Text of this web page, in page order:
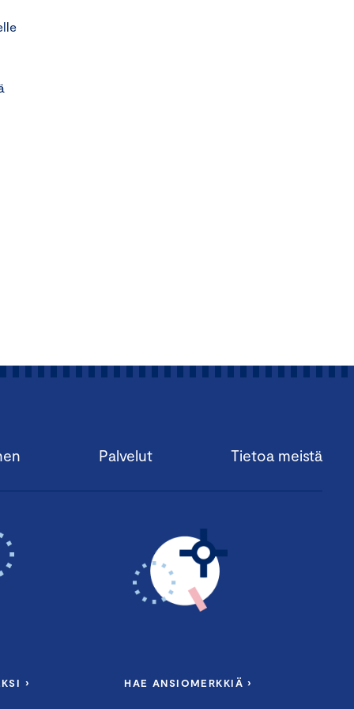
Palvelut Tietoa meistä
› HAE ANSIOMERKKIÄ ›